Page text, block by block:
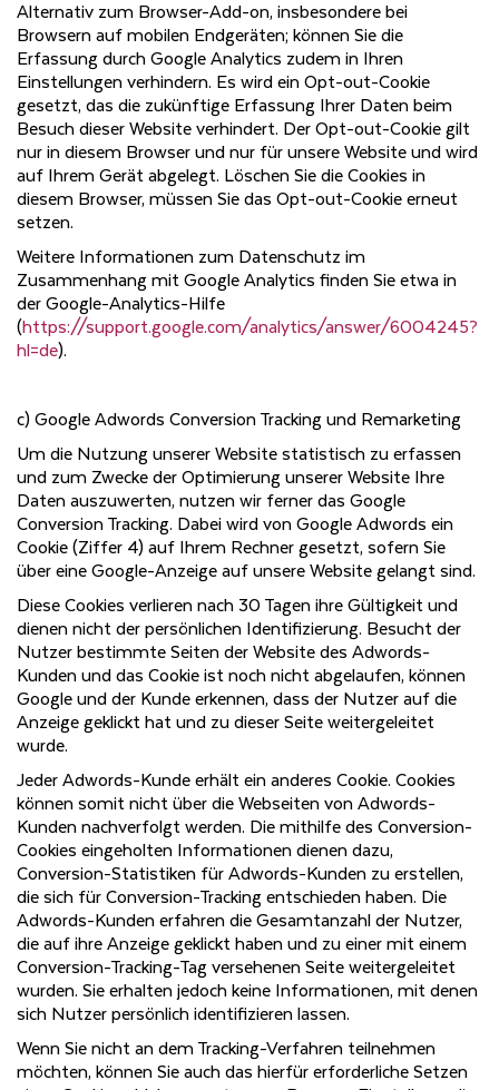
Alternativ zum Browser-Add-on, insbesondere bei
Browsern auf mobilen Endgeräten; können Sie die
Erfassung durch Google Analytics zudem in Ihren
Einstellungen verhindern. Es wird ein Opt-out-Cookie
gesetzt, das die zukünftige Erfassung Ihrer Daten beim
Besuch dieser Website verhindert. Der Opt-out-Cookie gilt
nur in diesem Browser und nur für unsere Website und wird
auf Ihrem Gerät abgelegt. Löschen Sie die Cookies in
diesem Browser, müssen Sie das Opt-out-Cookie erneut
setzen.
Weitere Informationen zum Datenschutz im
Zusammenhang mit Google Analytics finden Sie etwa in
der Google-Analytics-Hilfe
(https://support.google.com/analytics/answer/6004245?
hl=de).
c) Google Adwords Conversion Tracking und Remarketing
Um die Nutzung unserer Website statistisch zu erfassen
und zum Zwecke der Optimierung unserer Website Ihre
Daten auszuwerten, nutzen wir ferner das Google
Conversion Tracking. Dabei wird von Google Adwords ein
Cookie (Ziffer 4) auf Ihrem Rechner gesetzt, sofern Sie
über eine Google-Anzeige auf unsere Website gelangt sind.
Diese Cookies verlieren nach 30 Tagen ihre Gültigkeit und
dienen nicht der persönlichen Identifizierung. Besucht der
Nutzer bestimmte Seiten der Website des Adwords-
Kunden und das Cookie ist noch nicht abgelaufen, können
Google und der Kunde erkennen, dass der Nutzer auf die
Anzeige geklickt hat und zu dieser Seite weitergeleitet
wurde.
Jeder Adwords-Kunde erhält ein anderes Cookie. Cookies
können somit nicht über die Webseiten von Adwords-
Kunden nachverfolgt werden. Die mithilfe des Conversion-
Cookies eingeholten Informationen dienen dazu,
Conversion-Statistiken für Adwords-Kunden zu erstellen,
die sich für Conversion-Tracking entschieden haben. Die
Adwords-Kunden erfahren die Gesamtanzahl der Nutzer,
die auf ihre Anzeige geklickt haben und zu einer mit einem
Conversion-Tracking-Tag versehenen Seite weitergeleitet
wurden. Sie erhalten jedoch keine Informationen, mit denen
sich Nutzer persönlich identifizieren lassen.
Wenn Sie nicht an dem Tracking-Verfahren teilnehmen
möchten, können Sie auch das hierfür erforderliche Setzen